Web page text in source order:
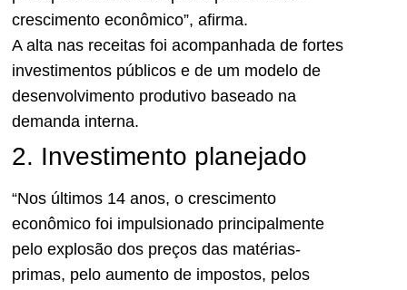
crescimento econômico”, afirma.
A alta nas receitas foi acompanhada de fortes
investimentos públicos e de um modelo de
desenvolvimento produtivo baseado na
demanda interna.
2. Investimento planejado
“Nos últimos 14 anos, o crescimento
econômico foi impulsionado principalmente
pelo explosão dos preços das matérias-
primas, pelo aumento de impostos, pelos